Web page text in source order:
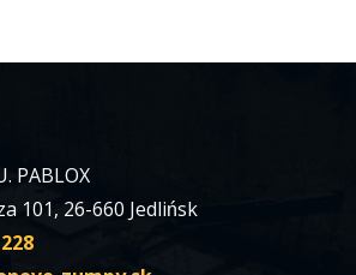
PABLOX
101, 26-660 Jedlińsk